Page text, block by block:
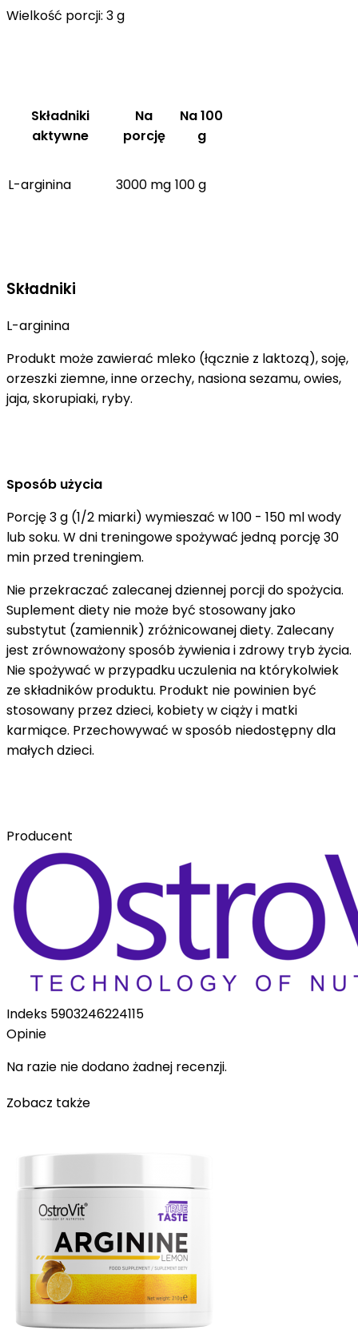
Wielkość porcji: 3 g
Składniki
aktywne
Na
porcję
Na 100
g
L-arginina 3000 mg 100 g
Składniki
L-arginina
Produkt może zawierać mleko (łącznie z laktozą), soję,
orzeszki ziemne, inne orzechy, nasiona sezamu, owies,
jaja, skorupiaki, ryby.
Sposób użycia
Porcję 3 g (1/2 miarki) wymieszać w 100 - 150 ml wody
lub soku. W dni treningowe spożywać jedną porcję 30
min przed treningiem.
Nie przekraczać zalecanej dziennej porcji do spożycia.
Suplement diety nie może być stosowany jako
substytut (zamiennik) zróżnicowanej diety. Zalecany
jest zrównoważony sposób żywienia i zdrowy tryb życia.
Nie spożywać w przypadku uczulenia na którykolwiek
ze składników produktu. Produkt nie powinien być
stosowany przez dzieci, kobiety w ciąży i matki
karmiące. Przechowywać w sposób niedostępny dla
małych dzieci.
Producent
Indeks 5903246224115
Opinie
Na razie nie dodano żadnej recenzji.
Zobacz także